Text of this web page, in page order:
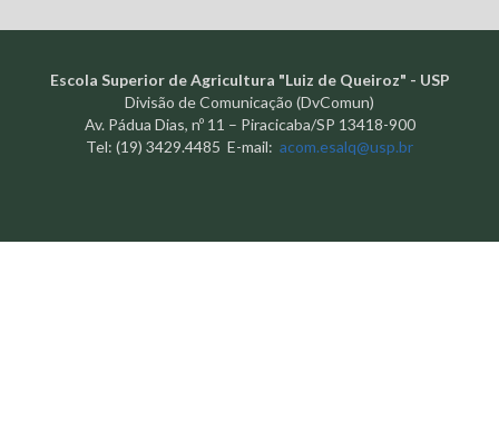
Escola Superior de Agricultura "Luiz de Queiroz" - USP
Divisão de Comunicação (DvComun)
Av. Pádua Dias, nº 11 – Piracicaba/SP 13418-900
Tel: (19) 3429.4485 E-mail: acom.esalq@usp.br